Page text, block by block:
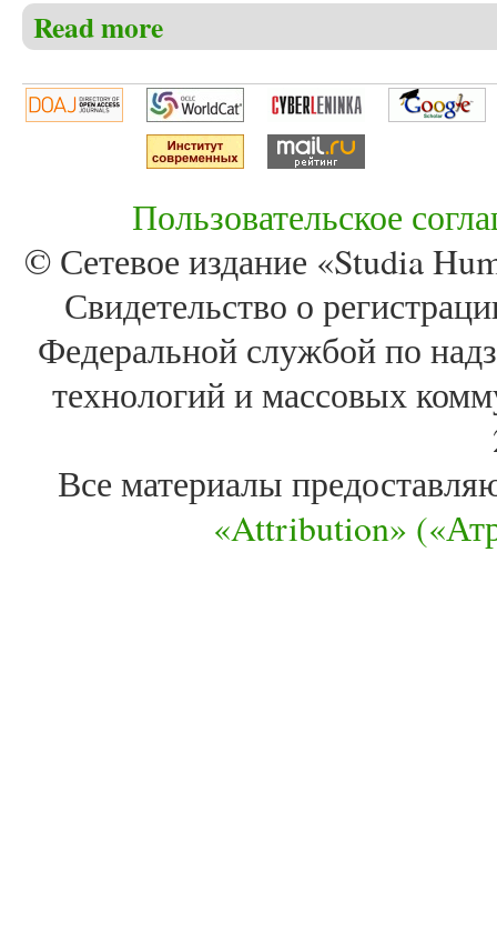
Read more
Пользовательское
© Сетевое издание «Studia
Свидетельство о
Федеральной службой по
технологий и массовых
Все материалы
«Attribution»